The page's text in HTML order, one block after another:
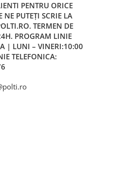
PENTRU ORICE
NE PUTEȚI SCRIE LA
TERMEN DE
PROGRAM LINIE
| LUNI – VINERI:10:00
TELEFONICA: